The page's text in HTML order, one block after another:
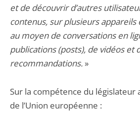
et de découvrir d’autres
contenus, sur plusieurs
au moyen de conversations en
publications (posts), de vidéos et
recommandations. »
Sur la compétence du législateur
de l’Union européenne :